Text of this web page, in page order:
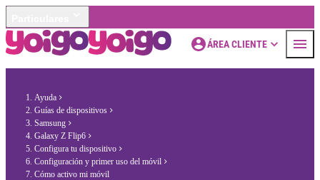
ÁREA CLIENTE
Ayuda
Guías de dispositivos
Samsung
Galaxy Z Flip6
Configura tu dispositivo
Configuración y primer uso del móvil
Cómo activo mi móvil